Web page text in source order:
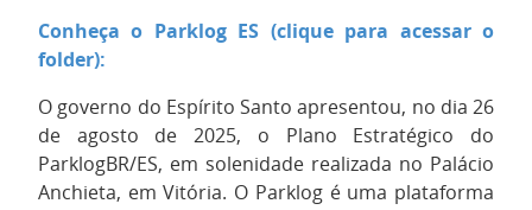
Conheça o Parklog ES (clique para acessar o
folder):
O governo do Espírito Santo apresentou, no dia 26
de agosto de 2025, o Plano Estratégico do
ParklogBR/ES, em solenidade realizada no Palácio
Anchieta, em Vitória. O Parklog é uma plataforma